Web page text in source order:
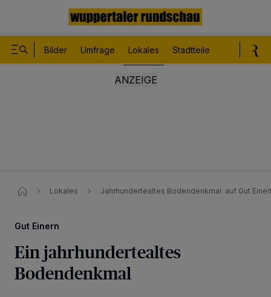
Bilder Umfrage Lokales Stadtteile
Lokales Jahrhundertealtes Bodendenkmal ​ auf Gut
Gut Einern
Ein jahrhundertealtes
Bodendenkmal